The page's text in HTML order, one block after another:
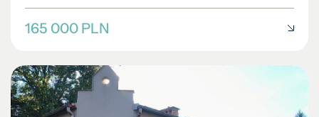
165 000 PLN